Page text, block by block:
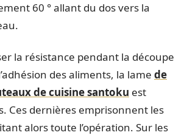
60 ° allant du dos vers la
la résistance pendant la découpe
des aliments, la lame de
de cuisine santoku est
Ces dernières emprisonnent les
alors toute l’opération. Sur les